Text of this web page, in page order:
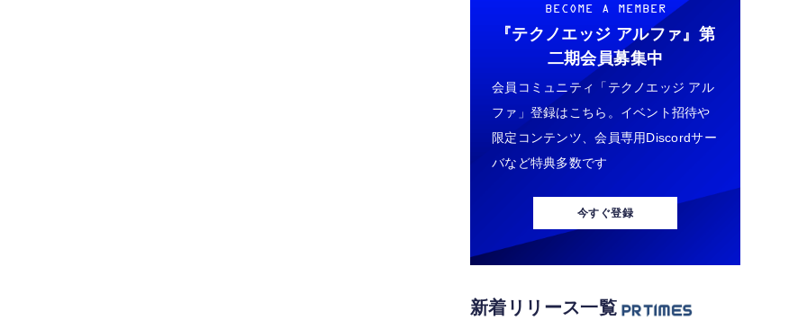
BECOME A MEMBER
『テクノエッジ アルファ』 第
二期会員募集中
会員コミュニティ「テクノエッジ アル
ファ」登録はこちら。イベント招待や
限定コンテンツ、会員専用Discordサー
バなど特典多数です
今すぐ登録
新着リリース一覧